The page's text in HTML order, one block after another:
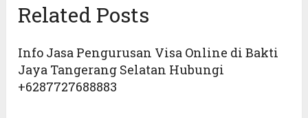
Related Posts
Info Jasa Pengurusan Visa Online di Bakti
Jaya Tangerang Selatan Hubungi
+6287727688883